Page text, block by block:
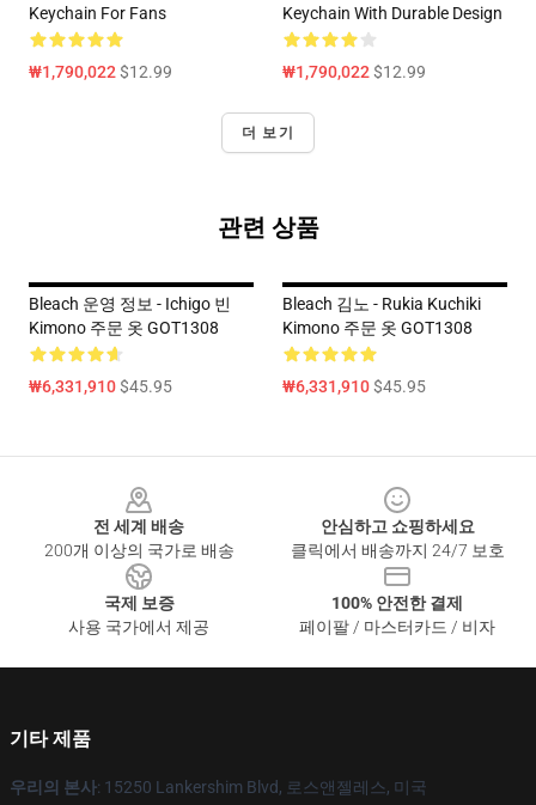
Keychain For Fans
₩1,790,022$12.99
Keychain With Durable Design
₩1,790,022$12.99
더 보기
관련 상품
Bleach 운영 정보 - Ichigo 빈
Kimono 주문 옷 GOT1308
₩6,331,910$45.95
Bleach 김노 - Rukia Kuchiki
Kimono 주문 옷 GOT1308
₩6,331,910$45.95
전 세계 배송
200개 이상의 국가로 배송
안심하고 쇼핑하세요
클릭에서 배송까지 24/7 보호
국제 보증
사용 국가에서 제공
100% 안전한 결제
페이팔 / 마스터카드 / 비자
기타 제품
우리의 본사: 15250 Lankershim Blvd, 로스앤젤레스, 미국